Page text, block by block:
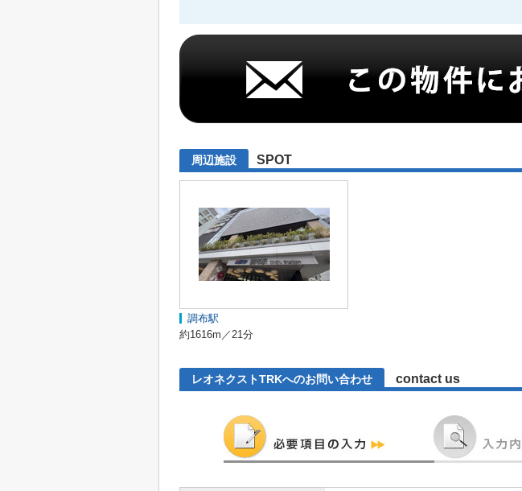
周辺施設 SPOT
調布駅
約1616m／21分
レオネクストTRKへのお問い合わせ contact us